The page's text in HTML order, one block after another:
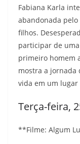
Fabiana Karla
abandonada
filhos.
participar de
primeiro homem
mostra a jornada
vida em um lugar
Terça-feira,
**Filme: Algum